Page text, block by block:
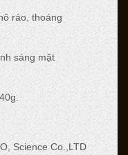
ráo, thoáng
sáng mặt
Science Co.,LTD